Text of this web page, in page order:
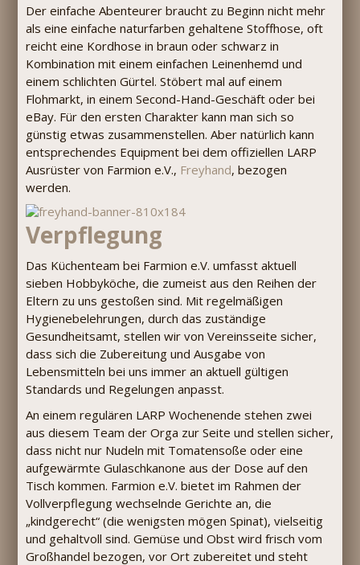
Der einfache Abenteurer braucht zu Beginn nicht mehr
als eine einfache naturfarben gehaltene Stoffhose, oft
reicht eine Kordhose in braun oder schwarz in
Kombination mit einem einfachen Leinenhemd und
einem schlichten Gürtel. Stöbert mal auf einem
Flohmarkt, in einem Second-Hand-Geschäft oder bei
eBay. Für den ersten Charakter kann man sich so
günstig etwas zusammenstellen. Aber natürlich kann
entsprechendes Equipment bei dem offiziellen LARP
Ausrüster von Farmion e.V., Freyhand, bezogen
werden.
Verpflegung
Das Küchenteam bei Farmion e.V. umfasst aktuell
sieben Hobbyköche, die zumeist aus den Reihen der
Eltern zu uns gestoßen sind. Mit regelmäßigen
Hygienebelehrungen, durch das zuständige
Gesundheitsamt, stellen wir von Vereinsseite sicher,
dass sich die Zubereitung und Ausgabe von
Lebensmitteln bei uns immer an aktuell gültigen
Standards und Regelungen anpasst.
An einem regulären LARP Wochenende stehen zwei
aus diesem Team der Orga zur Seite und stellen sicher,
dass nicht nur Nudeln mit Tomatensoße oder eine
aufgewärmte Gulaschkanone aus der Dose auf den
Tisch kommen. Farmion e.V. bietet im Rahmen der
Vollverpflegung wechselnde Gerichte an, die
„kindgerecht“ (die wenigsten mögen Spinat), vielseitig
und gehaltvoll sind. Gemüse und Obst wird frisch vom
Großhandel bezogen, vor Ort zubereitet und steht